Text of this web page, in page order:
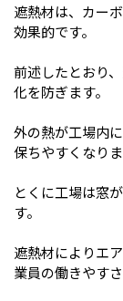
遮熱材は、カー
効果的です。
前述したとおり
化を防ぎます。
外の熱が工場内
保ちやすくなりま
とくに工場は窓
す。
遮熱材によりエ
業員の働きやす